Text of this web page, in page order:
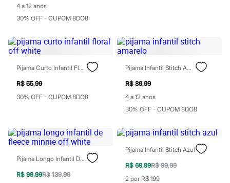
Camisetas
Calças
Regatas
Moda íntima
Cuecas
Meias
Pijamas
Moda praia
Personagens
Plus size
Camisas
Casacos e Jaquetas
Jeans
Moda esportiva
Shorts e Bermudas
Todos os produtos
4 a 12 anos
30% OFF - CUPOM 8DO8
Pijama Curto Infantil Floral Off White
R$ 55,99
30% OFF - CUPOM 8DO8
Pijama Infantil Stitch Amarelo
R$ 89,99
4 a 12 anos
30% OFF - CUPOM 8DO8
Pijama Longo Infantil De Fleece Minnie Off White
R$ 99,99R$ 139,99
Pijama Infantil Stitch Azul
R$ 69,99R$ 99,99
2 por R$ 199